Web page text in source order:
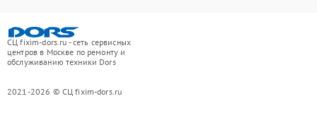
СЦ fixim-dors.ru - сеть сервисных
центров в Москве по ремонту и
обслуживанию техники Dors
2021-2026 © СЦ fixim-dors.ru